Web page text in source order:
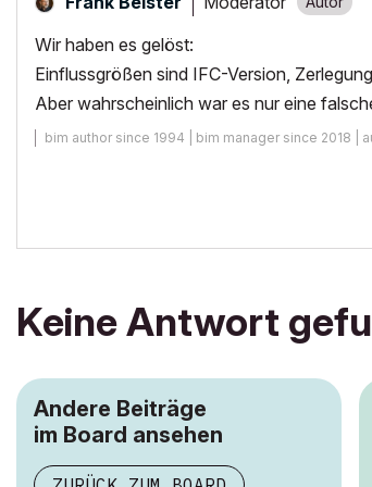
Wir haben es gelöst:
Einflussgrößen sind IFC-Version,
Aber wahrscheinlich war es nur eine
bim author since 1994 | bim manager since 2018 |
Keine Antwort
Andere Beiträge
im Board ansehen